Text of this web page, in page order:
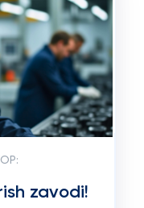
zavodi!